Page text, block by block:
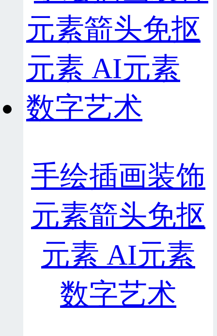
手绘插画装饰
元素箭头免抠
元素 AI元素
数字艺术